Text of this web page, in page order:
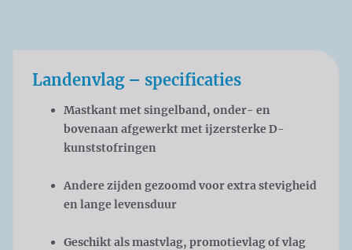
Landenvlag – specificaties
Mastkant met singelband, onder- en
bovenaan afgewerkt met ijzersterke D-
kunststofringen
Andere zijden gezoomd voor extra stevigheid
en lange levensduur
Geschikt als mastvlag, promotievlag of vlag